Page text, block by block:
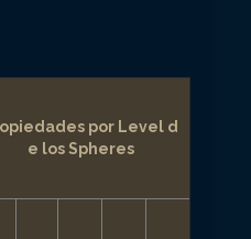
por Level d
e los Spheres